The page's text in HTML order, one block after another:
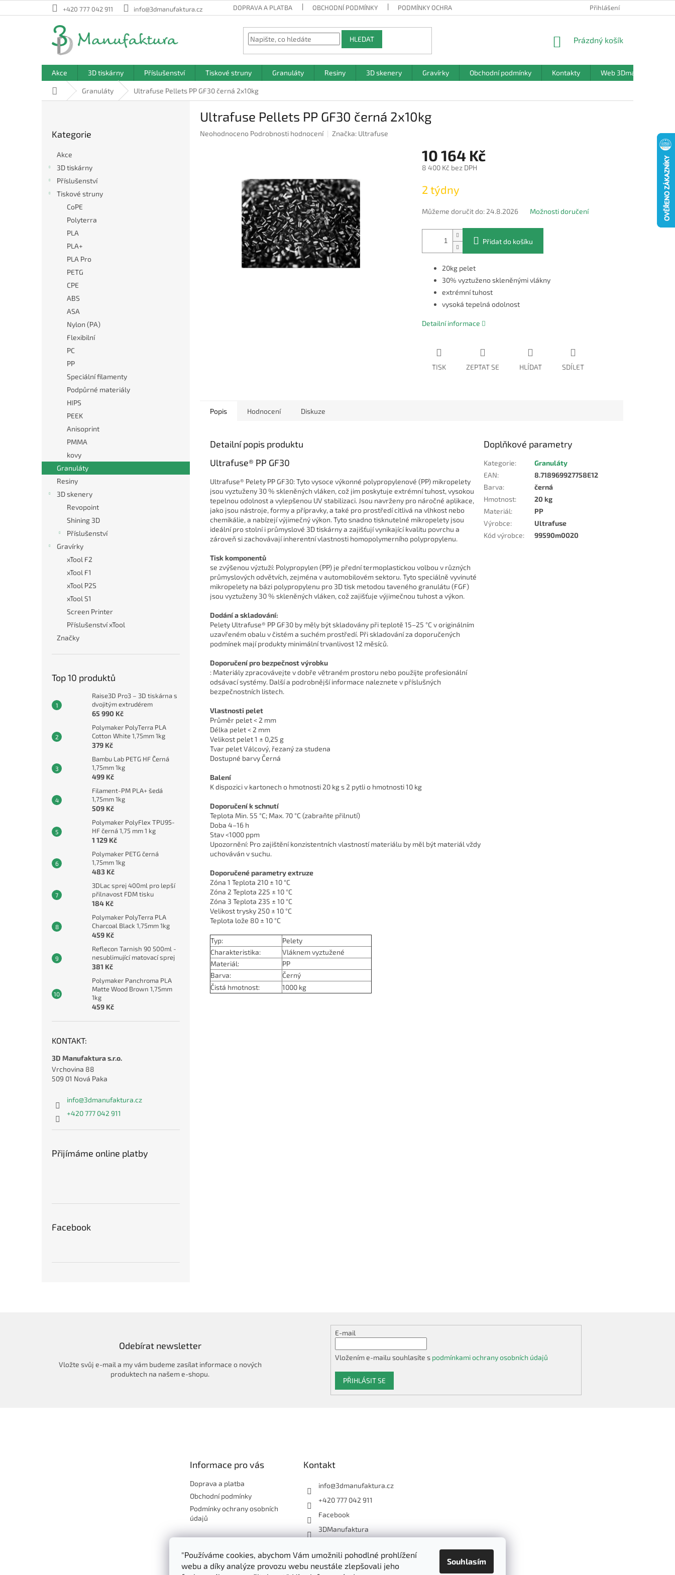
"Používáme cookies, abychom Vám umožnili pohodlné prohlížení
webu a díky analýze provozu webu neustále zlepšovali jeho
Souhlasím
na
+420 777 042 911 info@3dmanufaktura.cz DOPRAVA A PLATBA OBCHODNÍ PODMÍNKY PODMÍNKY OCHRANY OSOBNÍCH ÚDAJŮ Přihlášení
HLEDAT
NÁKUPNÍ
Prázdný košík
Akce 3D tiskárny Příslušenství Tiskové struny Granuláty Resiny 3D skenery Gravírky Obchodní podmínky Kontakty Web 3Dmanufaktura.cz
Domů Granuláty Ultrafuse Pellets PP GF30 černá 2x10kg
kategorie
Kategorie
Akce
3D tiskárny
Příslušenství
Tiskové struny
CoPE
Polyterra
PLA
PLA+
PLA Pro
PETG
CPE
ABS
ASA
Nylon (PA)
Flexibilní
PC
PP
Speciální filamenty
Podpůrné materiály
HIPS
PEEK
Anisoprint
PMMA
kovy
Granuláty
Resiny
3D skenery
Revopoint
Shining 3D
Příslušenství
Gravírky
xTool F2
xTool F1
xTool P2S
xTool S1
Screen Printer
Příslušenství xTool
Značky
Top 10 produktů
Raise3D Pro3 – 3D tiskárna s
dvojitým extrudérem
65 990 Kč
Polymaker PolyTerra PLA
Cotton White 1,75mm 1kg
379 Kč
Bambu Lab PETG HF Černá
1,75mm 1kg
499 Kč
Filament-PM PLA+ šedá
1,75mm 1kg
509 Kč
Polymaker PolyFlex TPU95-
HF černá 1,75 mm 1 kg
1 129 Kč
Polymaker PETG černá
1,75mm 1kg
483 Kč
3DLac sprej 400ml pro lepší
přilnavost FDM tisku
184 Kč
Polymaker PolyTerra PLA
Charcoal Black 1,75mm 1kg
459 Kč
Reflecon Tarnish 90 500ml -
nesublimující matovací sprej
381 Kč
Polymaker Panchroma PLA
Matte Wood Brown 1,75mm
1kg
459 Kč
KONTAKT:
3D Manufaktura s.r.o.
Vrchovina 88
509 01 Nová Paka
info@3dmanufaktura.cz
+420 777 042 911
Přijímáme online platby
Facebook
Ultrafuse Pellets PP GF30 černá 2x10kg
Průměrné
Neohodnoceno Podrobnosti hodnocení Značka: Ultrafuse
10 164 Kč
8 400 Kč bez DPH
cena:
2 týdny
Můžeme doručit do: 24.8.2026 Možnosti doručení
Přidat do košíku
20kg pelet
30% vyztuženo skleněnými vlákny
extrémní tuhost
vysoká tepelná odolnost
Detailní informace
TISK ZEPTAT SE HLÍDAT SDÍLET
Popis Hodnocení Diskuze
Detailní popis produktu
Ultrafuse® PP GF30
Ultrafuse® Pelety PP GF30: Tyto vysoce výkonné polypropylenové (PP) mikropelety
jsou vyztuženy 30 % skleněných vláken, což jim poskytuje extrémní tuhost, vysokou
tepelnou odolnost a vylepšenou UV stabilizaci. Jsou navrženy pro náročné aplikace,
jako jsou nástroje, formy a přípravky, a také pro prostředí citlivá na vlhkost nebo
chemikálie, a nabízejí výjimečný výkon. Tyto snadno tisknutelné mikropelety jsou
ideální pro stolní i průmyslové 3D tiskárny a zajišťují vynikající kvalitu povrchu a
zároveň si zachovávají inherentní vlastnosti homopolymerního polypropylenu.
Tisk komponentů
se zvýšenou výztuží: Polypropylen (PP) je přední termoplastickou volbou v různých
průmyslových odvětvích, zejména v automobilovém sektoru. Tyto speciálně vyvinuté
mikropelety na bázi polypropylenu pro 3D tisk metodou taveného granulátu (FGF)
jsou vyztuženy 30 % skleněných vláken, což zajišťuje výjimečnou tuhost a výkon.
Dodání a skladování:
Pelety Ultrafuse® PP GF30 by měly být skladovány při teplotě 15–25 °C v originálním
uzavřeném obalu v čistém a suchém prostředí. Při skladování za doporučených
podmínek mají produkty minimální trvanlivost 12 měsíců.
Doporučení pro bezpečnost výrobku
: Materiály zpracovávejte v dobře větraném prostoru nebo použijte profesionální
odsávací systémy. Další a podrobnější informace naleznete v příslušných
bezpečnostních listech.
Vlastnosti pelet
Průměr pelet < 2 mm
Délka pelet < 2 mm
Velikost pelet 1 ± 0,25 g
Tvar pelet Válcový, řezaný za studena
Dostupné barvy Černá
Balení
K dispozici v kartonech o hmotnosti 20 kg s 2 pytli o hmotnosti 10 kg
Doporučení k schnutí
Teplota Min. 55 °C; Max. 70 °C (zabraňte přilnutí)
Doba 4–16 h
Stav <1000 ppm
Upozornění: Pro zajištění konzistentních vlastností materiálu by měl být materiál vždy
uchováván v suchu.
Doporučené parametry extruze
Zóna 1 Teplota 210 ± 10 °C
Zóna 2 Teplota 225 ± 10 °C
Zóna 3 Teplota 235 ± 10 °C
Velikost trysky 250 ± 10 °C
Teplota lože 80 ± 10 °C
Typ:
Pelety
Charakteristika:
Vláknem vyztužené
Materiál:
PP
Barva:
Černý
Čistá hmotnost:
1000 kg
Doplňkové parametry
Kategorie:
Granuláty
EAN:
8.718969927758E12
Barva:
černá
Hmotnost:
20 kg
Materiál:
PP
Výrobce:
Ultrafuse
Kód výrobce: 99590m0020
Odebírat newsletter
Vložte svůj e-mail a my vám budeme zasílat informace o nových
produktech na našem e-shopu.
E-mail
Vložením e-mailu souhlasíte s podmínkami ochrany osobních údajů
PŘIHLÁSIT SE
Informace pro vás
Doprava a platba
Obchodní podmínky
Podmínky ochrany osobních
údajů
Kontakt
info@3dmanufaktura.cz
+420 777 042 911
Facebook
3DManufaktura
Shoptet.cz 3D Manufaktura s.r.o.